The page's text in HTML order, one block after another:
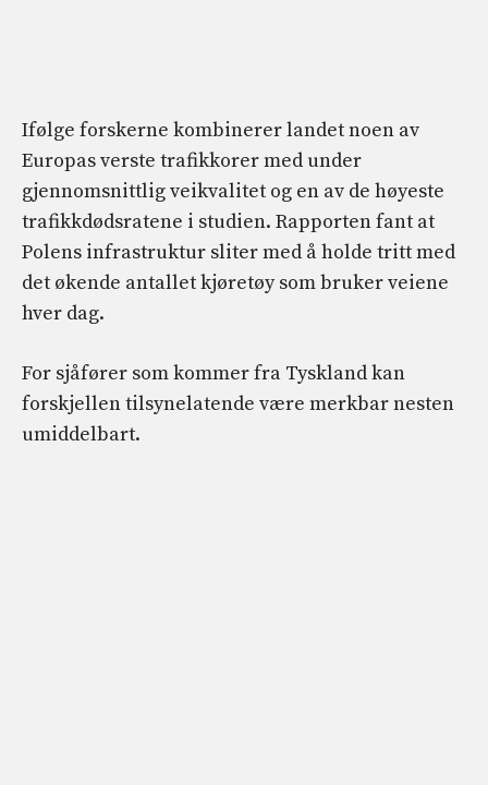
Ifølge forskerne kombinerer landet noen av
Europas verste trafikkorer med under
gjennomsnittlig veikvalitet og en av de høyeste
trafikkdødsratene i studien. Rapporten fant at
Polens infrastruktur sliter med å holde tritt med
det økende antallet kjøretøy som bruker veiene
hver dag.
For sjåfører som kommer fra Tyskland kan
forskjellen tilsynelatende være merkbar nesten
umiddelbart.